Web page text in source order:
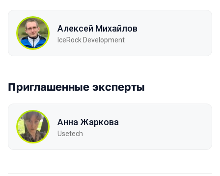
Алексей Михайлов
IceRock Development
Приглашенные эксперты
Анна Жаркова
Usetech